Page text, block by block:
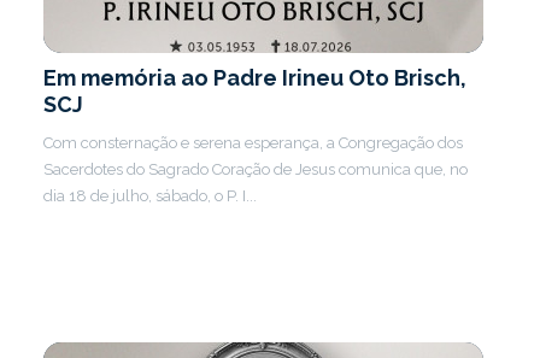
Em memória ao Padre Irineu Oto Brisch,
SCJ
Com consternação e serena esperança, a Congregação dos
Sacerdotes do Sagrado Coração de Jesus comunica que, no
dia 18 de julho, sábado, o P. I...